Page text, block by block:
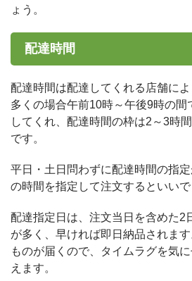
ょう。
配達時間
配達時間は配達してくれる店舗によ
多くの場合午前10時～午後9時の間
してくれ、配達時間の枠は2～3時
です。
平日・土日問わずに配達時間の指
の時間を指定して注文するといいで
配達指定日は、注文当日を含めた2
が多く、早ければ即日納品されま
ものが届くので、タイムラグを気
えます。